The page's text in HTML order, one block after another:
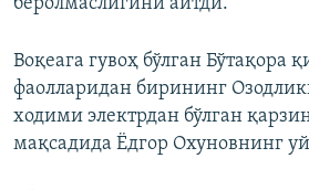
беролмаслигини айтди.
Воқеага гувоҳ бўлган Бўтақора
фаолларидан бирининг
ходими электрдан бўлган
мақсадида Ёдгор Охуновнинг